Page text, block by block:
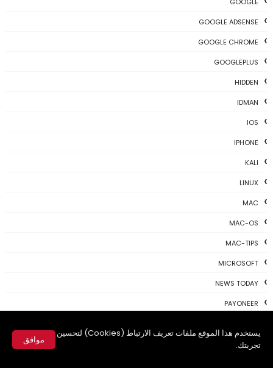
يستخدم هذا الموقع ملفات تعريف الارتباط (Cookies) لتحسين
تجربتك.
موافق
GOOGLE ADSENSE
GOOGLE CHROME
GOOGLEPLUS
HIDDEN
IDMAN
IOS
IPHONE
KALI
LINUX
MAC
MAC-OS
MAC-TIPS
MICROSOFT
NEWS TODAY
PAYONEER
PROGRAMING